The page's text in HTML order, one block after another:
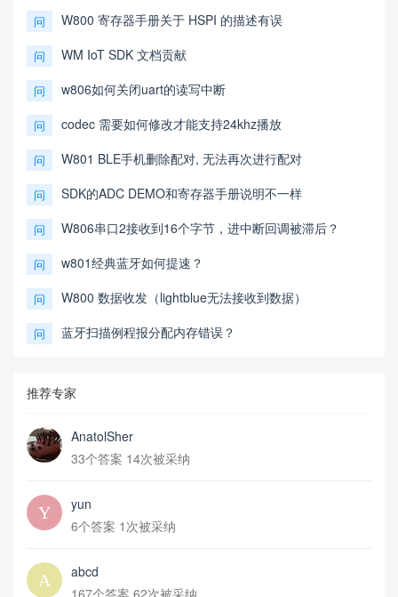
问 W800 寄存器手册关于 HSPI 的描述有误
问 WM IoT SDK 文档贡献
问 w806如何关闭uart的读写中断
问 codec 需要如何修改才能支持24khz播放
问 W801 BLE手机删除配对, 无法再次进行配对
问 SDK的ADC DEMO和寄存器手册说明不一样
问 W806串口2接收到16个字节，进中断回调被滞后？
问 w801经典蓝牙如何提速？
问 W800 数据收发（lightblue无法接收到数据）
问 蓝牙扫描例程报分配内存错误？
推荐专家
AnatolSher
33个答案 14次被采纳
yun
6个答案 1次被采纳
abcd
167个答案 62次被采纳